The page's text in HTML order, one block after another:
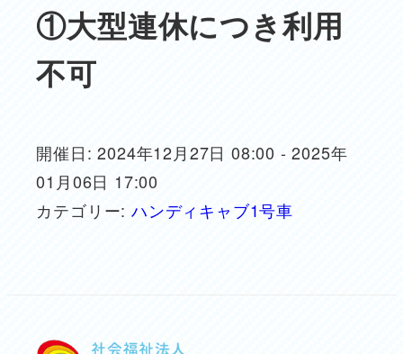
①大型連休につき利用
不可
開催日: 2024年12月27日 08:00 - 2025年
01月06日 17:00
カテゴリー: ハンディキャブ1号車